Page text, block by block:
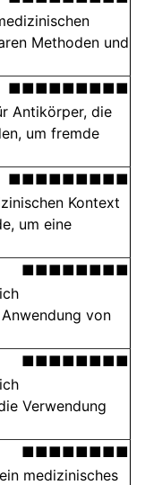
Methoden und
■■■■■■■■■
Antikörper, die
um fremde
■■■■■■■■■
Kontext
um eine
■■■■■■■■
von
■■■■■■■■
Verwendung
■■■■■■■■
medizinisches